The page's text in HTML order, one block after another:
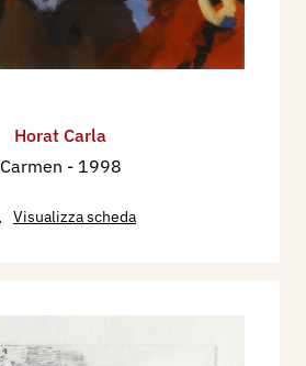
Horat Carla
Carmen - 1998
Visualizza scheda